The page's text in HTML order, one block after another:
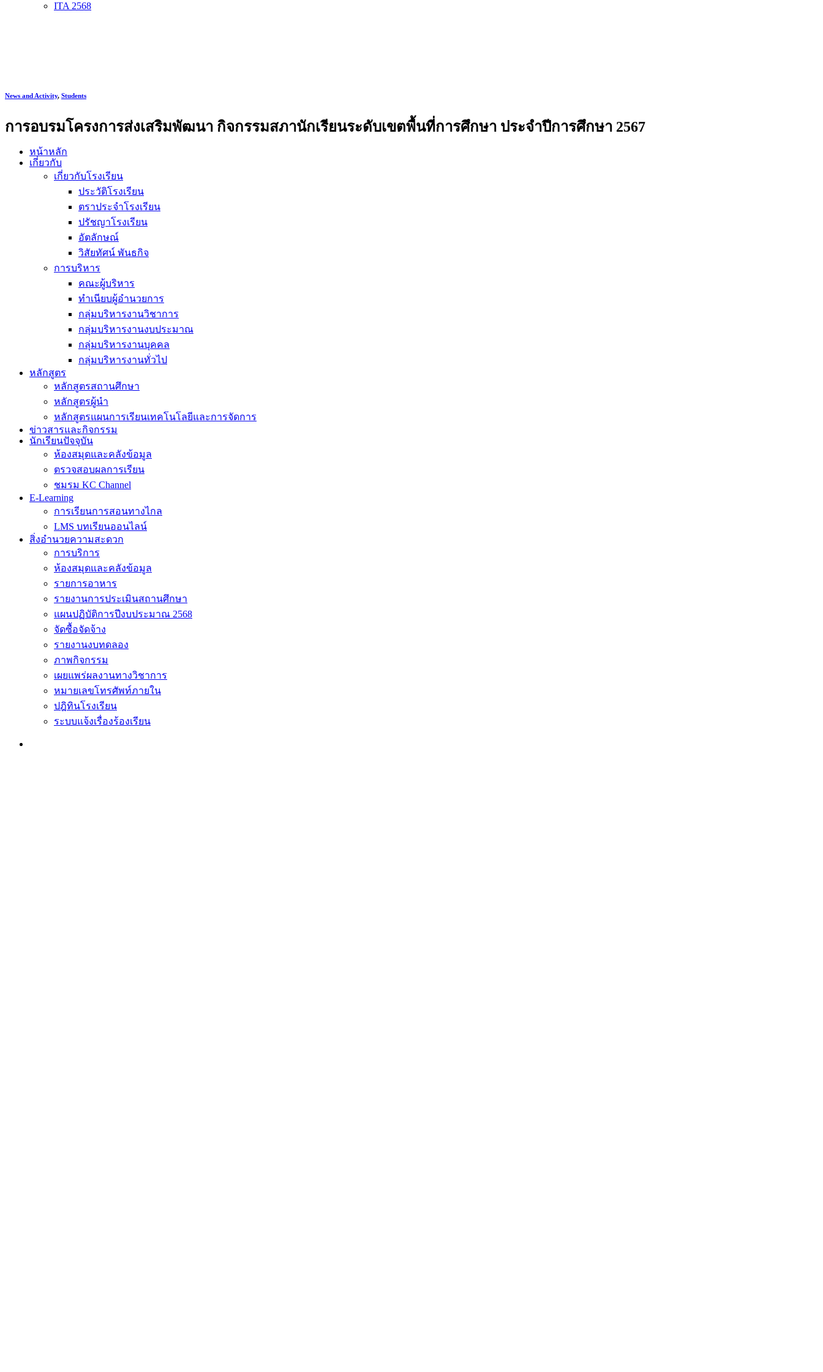
ITA 2568
หน้าหลัก
เกี่ยวกับ
เกี่ยวกับโรงเรียน
ประวัติโรงเรียน
ตราประจำโรงเรียน
ปรัชญาโรงเรียน
อัตลักษณ์
วิสัยทัศน์ พันธกิจ
การบริหาร
คณะผู้บริหาร
ทำเนียบผู้อำนวยการ
กลุ่มบริหารงานวิชาการ
กลุ่มบริหารงานงบประมาณ
กลุ่มบริหารงานบุคคล
กลุ่มบริหารงานทั่วไป
หลักสูตร
หลักสูตรสถานศึกษา
หลักสูตรผู้นำ
หลักสูตรแผนการเรียนเทคโนโลยีและการจัดการ
ข่าวสารและกิจกรรม
นักเรียนปัจจุบัน
ห้องสมุดและคลังข้อมูล
ตรวจสอบผลการเรียน
ชมรม KC Channel
E-Learning
การเรียนการสอนทางไกล
LMS บทเรียนออนไลน์
สิ่งอำนวยความสะดวก
การบริการ
ห้องสมุดและคลังข้อมูล
รายการอาหาร
รายงานการประเมินสถานศึกษา
แผนปฏิบัติการปีงบประมาณ 2568
จัดซื้อจัดจ้าง
รายงานงบทดลอง
ภาพกิจกรรม
เผยแพร่ผลงานทางวิชาการ
หมายเลขโทรศัพท์ภายใน
ปฎิทินโรงเรียน
ระบบแจ้งเรื่องร้องเรียน
News and Activity, Students
การอบรมโครงการส่งเสริมพัฒนา กิจกรรมสภานักเรียนระดับเขตพื้นที่การศึกษา ประจำปีการศึกษา 2567